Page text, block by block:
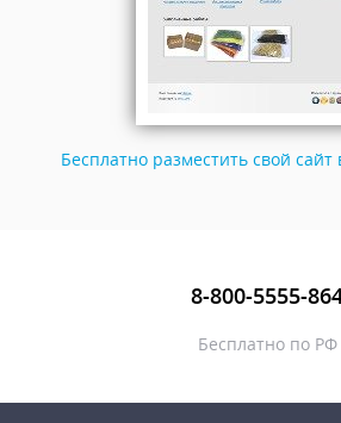
Бесплатно разместить свой
8-800-5555-
Бесплатно по РФ